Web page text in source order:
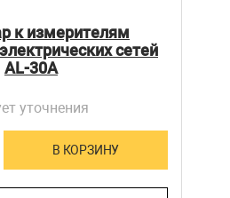
к измерителям
сетей
AL-30A
уточнения
В КОРЗИНУ